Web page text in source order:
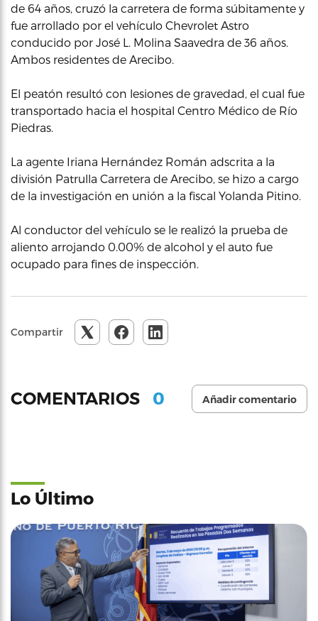
de 64 años, cruzó la carretera de forma súbitamente y
fue arrollado por el vehículo Chevrolet Astro
conducido por José L. Molina Saavedra de 36 años.
Ambos residentes de Arecibo.
El peatón resultó con lesiones de gravedad, el cual fue
transportado hacia el hospital Centro Médico de Río
Piedras.
La agente Iriana Hernández Román adscrita a la
división Patrulla Carretera de Arecibo, se hizo a cargo
de la investigación en unión a la fiscal Yolanda Pitino.
Al conductor del vehículo se le realizó la prueba de
aliento arrojando 0.00% de alcohol y el auto fue
ocupado para fines de inspección.
Compartir
COMENTARIOS 0 Añadir comentario
Lo Último